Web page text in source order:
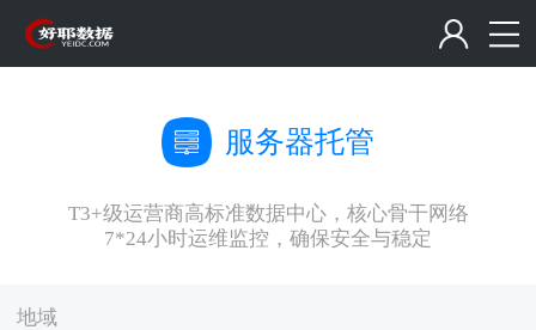
服务器托管
T3+级运营商高标准数据中心，核心骨干网络
7*24小时运维监控，确保安全与稳定
地域